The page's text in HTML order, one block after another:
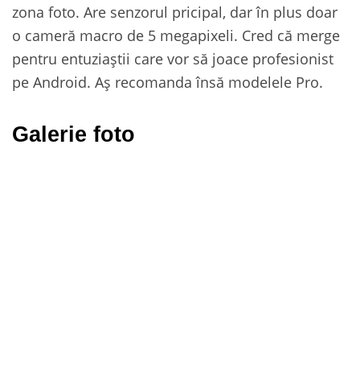
zona foto. Are senzorul pricipal, dar în plus doar
o cameră macro de 5 megapixeli. Cred că merge
pentru entuziaștii care vor să joace profesionist
pe Android. Aș recomanda însă modelele Pro.
Galerie foto